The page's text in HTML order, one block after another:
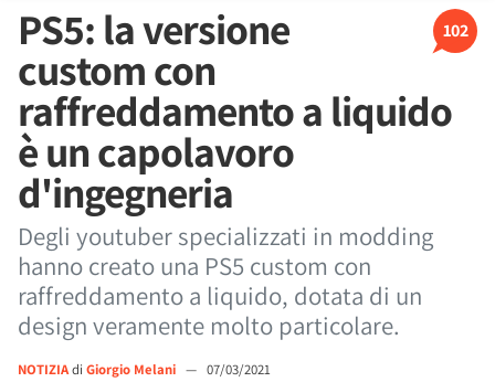
102
PS5: la versione
custom con
raffreddamento a liquido
è un capolavoro
d'ingegneria
Degli youtuber specializzati in modding
hanno creato una PS5 custom con
raffreddamento a liquido, dotata di un
design veramente molto particolare.
NOTIZIAdi Giorgio Melani — 07/03/2021